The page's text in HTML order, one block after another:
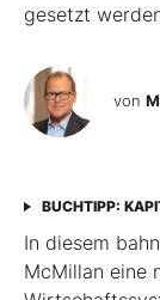
gesetzt
von
BUCHTIPP:
In diesem
McMillan eine